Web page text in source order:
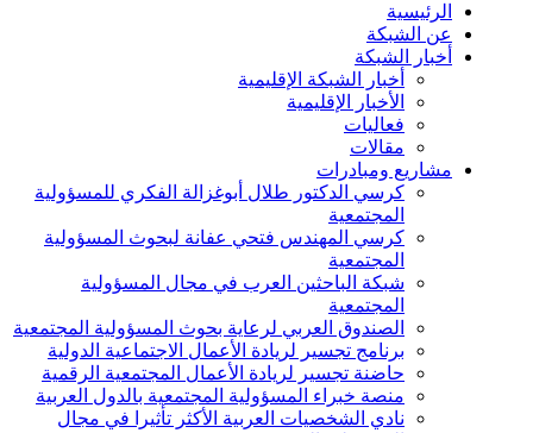
الرئيسية
عن الشبكة
أخبار الشبكة
أخبار الشبكة الإقليمية
الأخبار الإقليمية
فعاليات
مقالات
مشاريع ومبادرات
كرسي الدكتور طلال أبوغزالة الفكري للمسؤولية
المجتمعية
كرسي المهندس فتحي عفانة لبحوث المسؤولية
المجتمعية
شبكة الباحثين العرب في مجال المسؤولية
المجتمعية
الصندوق العربي لرعاية بحوث المسؤولية المجتمعية
برنامج تجسير لريادة الأعمال الاجتماعية الدولية
حاضنة تجسير لريادة الأعمال المجتمعية الرقمية
منصة خبراء المسؤولية المجتمعية بالدول العربية
نادي الشخصيات العربية الأكثر تأثيرا في مجال